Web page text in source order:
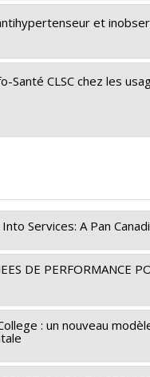
et
Santé CLSC chez les
Services: A Pan
en santé du Canada
pour
DE PERFORMANCE
Lambert Farand
en santé du Canada
: un nouveau